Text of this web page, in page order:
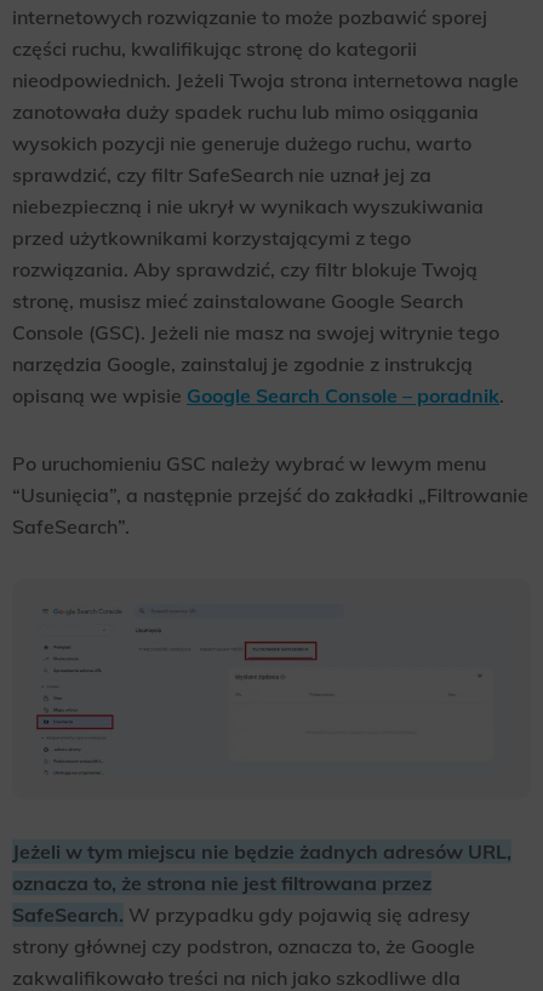
internetowych rozwiązanie to może pozbawić sporej
części ruchu, kwalifikując stronę do kategorii
nieodpowiednich. Jeżeli Twoja strona internetowa nagle
zanotowała duży spadek ruchu lub mimo osiągania
wysokich pozycji nie generuje dużego ruchu, warto
sprawdzić, czy filtr SafeSearch nie uznał jej za
niebezpieczną i nie ukrył w wynikach wyszukiwania
przed użytkownikami korzystającymi z tego
rozwiązania. Aby sprawdzić, czy filtr blokuje Twoją
stronę, musisz mieć zainstalowane Google Search
Console (GSC). Jeżeli nie masz na swojej witrynie tego
narzędzia Google, zainstaluj je zgodnie z instrukcją
opisaną we wpisie Google Search Console – poradnik.
Po uruchomieniu GSC należy wybrać w lewym menu
“Usunięcia”, a następnie przejść do zakładki „Filtrowanie
SafeSearch”.
Jeżeli w tym miejscu nie będzie żadnych adresów URL,
oznacza to, że strona nie jest filtrowana przez
SafeSearch. W przypadku gdy pojawią się adresy
strony głównej czy podstron, oznacza to, że Google
zakwalifikowało treści na nich jako szkodliwe dla